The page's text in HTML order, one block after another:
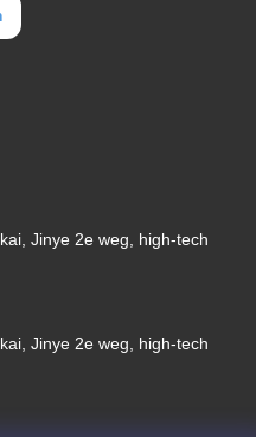
Jinye 2e weg, high-tech
Jinye 2e weg, high-tech